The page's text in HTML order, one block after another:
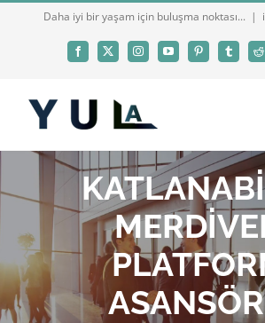
Daha iyi bir yaşam için buluşma noktası... |
Facebook
X InstagramYouTubePinterestTumblr